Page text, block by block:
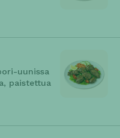
uunissa
paistettua